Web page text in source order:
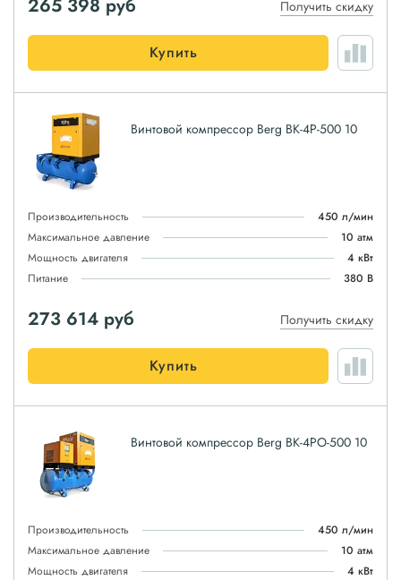
265 398 руб Получить скидку
Купить
Винтовой компрессор Berg ВК-4Р-500 10
Производительность
450 л/мин
Максимальное давление
10 атм
Мощность двигателя
4 кВт
Питание
380 В
273 614 руб Получить скидку
Купить
Винтовой компрессор Berg ВК-4РО-500 10
Производительность
450 л/мин
Максимальное давление
10 атм
Мощность двигателя
4 кВт